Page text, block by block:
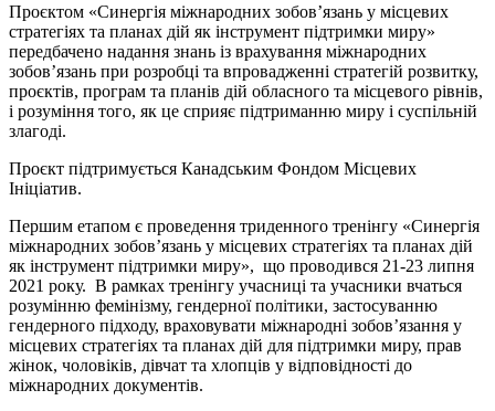
Проєктом «Синергія міжнародних зобов’язань у місцевих
стратегіях та планах дій як інструмент підтримки миру»
передбачено надання знань із врахування міжнародних
зобов’язань при розробці та впровадженні стратегій розвитку,
проєктів, програм та планів дій обласного та місцевого рівнів,
і розуміння того, як це сприяє підтриманню миру і суспільній
злагоді.
Проєкт підтримується Канадським Фондом Місцевих
Ініціатив.
Першим етапом є проведення триденного тренінгу «Синергія
міжнародних зобов’язань у місцевих стратегіях та планах дій
як інструмент підтримки миру», що проводився 21-23 липня
2021 року. В рамках тренінгу учасниці та учасники вчаться
розумінню фемінізму, гендерної політики, застосуванню
гендерного підходу, враховувати міжнародні зобов’язання у
місцевих стратегіях та планах дій для підтримки миру, прав
жінок, чоловіків, дівчат та хлопців у відповідності до
міжнародних документів.